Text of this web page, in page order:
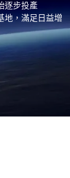
逐步投產
地，滿足日益增